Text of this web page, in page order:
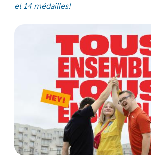
et 14 médailles!